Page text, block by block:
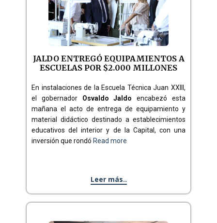
JALDO ENTREGÓ EQUIPAMIENTOS A
ESCUELAS POR $2.000 MILLONES
En instalaciones de la Escuela Técnica Juan XXIII,
el gobernador Osvaldo Jaldo encabezó esta
mañana el acto de entrega de equipamiento y
material didáctico destinado a establecimientos
educativos del interior y de la Capital, con una
inversión que rondó Read more
Leer más..